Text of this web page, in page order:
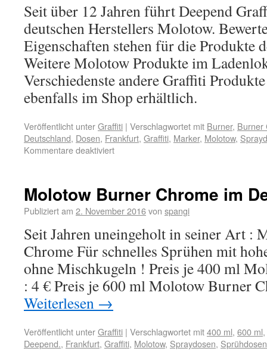
Seit über 12 Jahren führt Deepend
deutschen Herstellers Molotow.
Eigenschaften stehen für die Produkte
Weitere Molotow Produkte im
Verschiedenste andere Graffiti
ebenfalls im Shop erhältlich.
Veröffentlicht unterGraffiti | Verschlagwortet mit Burner, Burner
Deutschland, Dosen, Frankfurt, Graffiti, Marker, Molotow,
Kommentare deaktiviert
Molotow Burner Chrome im
Publiziert am 2. November 2016von spangi
Seit Jahren uneingeholt in seiner Art :
Chrome Für schnelles Sprühen mit
ohne Mischkugeln ! Preis je 400 ml
: 4 € Preis je 600 ml Molotow Burner
Weiterlesen →
Veröffentlicht unterGraffiti | Verschlagwortet mit400 ml, 600 ml,
Deepend., Frankfurt, Graffiti, Molotow, Spraydosen, Sprühdosen